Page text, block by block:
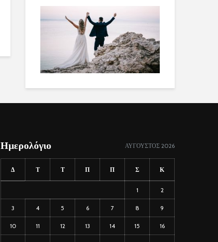
Ημερολόγιο ΑΎΓΟΥΣΤΟΣ 2026
Δ Τ Τ Π Π Σ Κ
1 2
3 4 5 6 7 8 9
10 11 12 13 14 15 16